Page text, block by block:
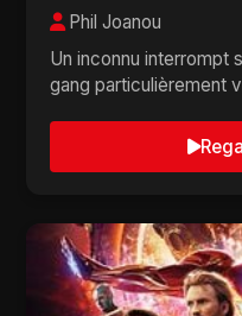
Phil Joanou
Un inconnu interrompt
gang particulièrement